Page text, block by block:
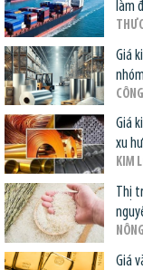
làm
Giá
Giá
xu
KIM
Thị
Giá